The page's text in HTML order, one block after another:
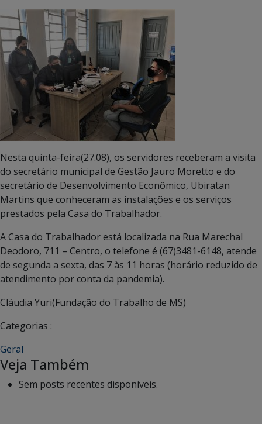
Nesta quinta-feira(27.08), os servidores receberam a visita
do secretário municipal de Gestão Jauro Moretto e do
secretário de Desenvolvimento Econômico, Ubiratan
Martins que conheceram as instalações e os serviços
prestados pela Casa do Trabalhador.
A Casa do Trabalhador está localizada na Rua Marechal
Deodoro, 711 – Centro, o telefone é (67)3481-6148, atende
de segunda a sexta, das 7 às 11 horas (horário reduzido de
atendimento por conta da pandemia).
Cláudia Yuri(Fundação do Trabalho de MS)
Categorias :
Geral
Veja Também
Sem posts recentes disponíveis.